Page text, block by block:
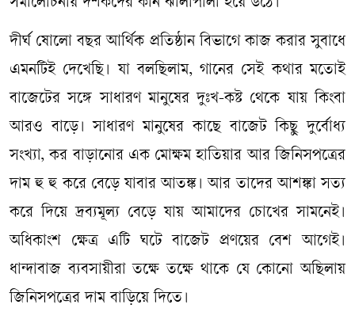
সমালোচনায় দর্শকদের কান ঝালাপালা হয়ে উঠে।
দীর্ঘ ষোলো বছর আর্থিক প্রতিষ্ঠান বিভাগে কাজ করার সুবাধে
এমনটিই দেখেছি। যা বলছিলাম, গানের সেই কথার মতোই
বাজেটের সঙ্গে সাধারণ মানুষের দুঃখ-কষ্ট থেকে যায় কিংবা
আরও বাড়ে। সাধারণ মানুষের কাছে বাজেট কিছু দুর্বোধ্য
সংখ্যা, কর বাড়ানোর এক মোক্ষম হাতিয়ার আর জিনিসপত্রের
দাম হু হু করে বেড়ে যাবার আতঙ্ক। আর তাদের আশঙ্কা সত্য
করে দিয়ে দ্রব্যমূল্য বেড়ে যায় আমাদের চোখের সামনেই।
অধিকাংশ ক্ষেত্র এটি ঘটে বাজেট প্রণয়ের বেশ আগেই।
ধান্দাবাজ ব্যবসায়ীরা তক্ষে তক্ষে থাকে যে কোনো অছিলায়
জিনিসপত্রের দাম বাড়িয়ে দিতে।